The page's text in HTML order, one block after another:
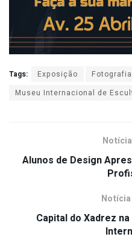
Tags: Exposição
Fotografia
Museu Internacional de
Alunos de Design
Capital do Xadrez